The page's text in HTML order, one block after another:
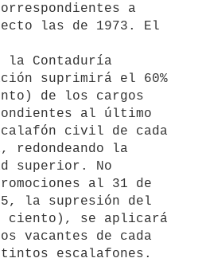
a
las de 1973. El
la Contaduría
suprimirá el 60%
de los cargos
al último
civil de cada
redondeando la
superior. No
al 31 de
la supresión del
ciento), se aplicará
vacantes de cada
escalafones.